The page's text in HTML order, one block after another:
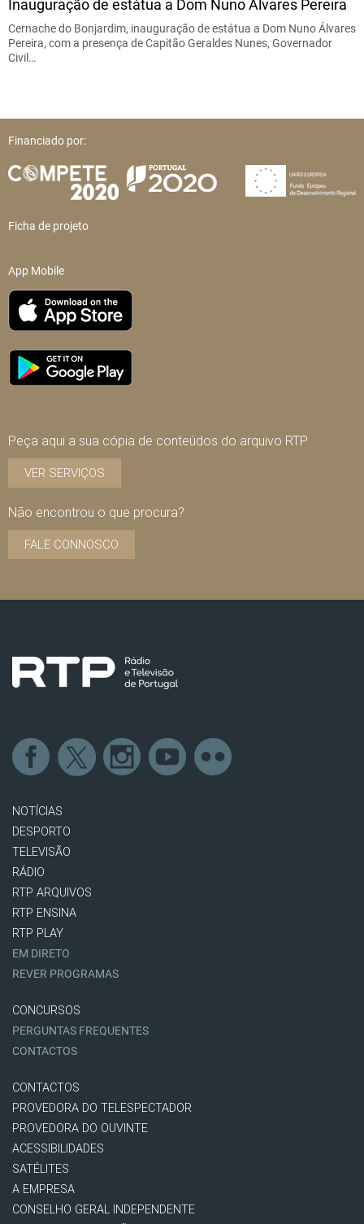
Inauguração de estátua a Dom Nuno Álvares Pereira
Cernache do Bonjardim, inauguração de estátua a Dom Nuno Álvares
Pereira, com a presença de Capitão Geraldes Nunes, Governador
Civil…
Financiado por:
Ficha de projeto
App Mobile
Peça aqui a sua cópia de conteúdos do arquivo RTP
VER SERVIÇOS
Não encontrou o que procura?
FALE CONNOSCO
NOTÍCIAS
DESPORTO
TELEVISÃO
RÁDIO
RTP ARQUIVOS
RTP ENSINA
RTP PLAY
EM DIRETO
REVER PROGRAMAS
CONCURSOS
PERGUNTAS FREQUENTES
CONTACTOS
CONTACTOS
PROVEDORA DO TELESPECTADOR
PROVEDORA DO OUVINTE
ACESSIBILIDADES
SATÉLITES
A EMPRESA
CONSELHO GERAL INDEPENDENTE